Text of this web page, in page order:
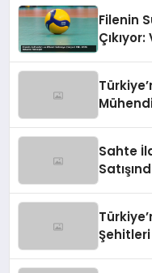
Filenin
Sahte
Şehitleri